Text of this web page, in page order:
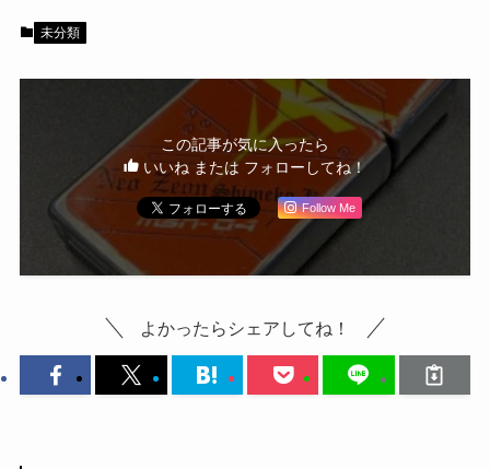
未分類
この記事が気に入ったら
いいね または フォローしてね！
Follow Me
よかったらシェアしてね！